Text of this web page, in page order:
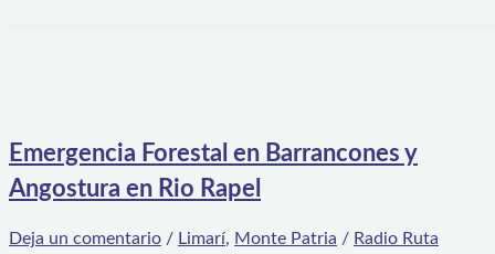
Emergencia Forestal en Barrancones y
Angostura en Rio Rapel
Deja un comentario / Limarí, Monte Patria / Radio Ruta